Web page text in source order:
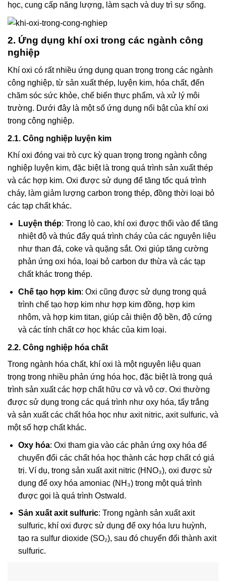
học, cung cấp năng lượng, làm sạch và duy trì sự sống.
2. Ứng dụng khí oxi trong các ngành công
nghiệp
Khí oxi có rất nhiều ứng dụng quan trọng trong các ngành
công nghiệp, từ sản xuất thép, luyện kim, hóa chất, đến
chăm sóc sức khỏe, chế biến thực phẩm, và xử lý môi
trường. Dưới đây là một số ứng dụng nổi bật của khí oxi
trong công nghiệp.
2.1. Công nghiệp luyện kim
Khí oxi đóng vai trò cực kỳ quan trọng trong ngành công
nghiệp luyện kim, đặc biệt là trong quá trình sản xuất thép
và các hợp kim. Oxi được sử dụng để tăng tốc quá trình
cháy, làm giảm lượng carbon trong thép, đồng thời loại bỏ
các tạp chất khác.
Luyện thép: Trong lò cao, khí oxi được thổi vào để tăng
nhiệt độ và thúc đẩy quá trình cháy của các nguyên liệu
như than đá, coke và quặng sắt. Oxi giúp tăng cường
phản ứng oxi hóa, loại bỏ carbon dư thừa và các tạp
chất khác trong thép.
Chế tạo hợp kim: Oxi cũng được sử dụng trong quá
trình chế tạo hợp kim như hợp kim đồng, hợp kim
nhôm, và hợp kim titan, giúp cải thiện độ bền, độ cứng
và các tính chất cơ học khác của kim loại.
2.2. Công nghiệp hóa chất
Trong ngành hóa chất, khí oxi là một nguyên liệu quan
trọng trong nhiều phản ứng hóa học, đặc biệt là trong quá
trình sản xuất các hợp chất hữu cơ và vô cơ. Oxi thường
được sử dụng trong các quá trình như oxy hóa, tẩy trắng
và sản xuất các chất hóa học như axit nitric, axit sulfuric, và
một số hợp chất khác.
Oxy hóa: Oxi tham gia vào các phản ứng oxy hóa để
chuyển đổi các chất hóa học thành các hợp chất có giá
trị. Ví dụ, trong sản xuất axit nitric (HNO₃), oxi được sử
dụng để oxy hóa amoniac (NH₃) trong một quá trình
được gọi là quá trình Ostwald.
Sản xuất axit sulfuric: Trong ngành sản xuất axit
sulfuric, khí oxi được sử dụng để oxy hóa lưu huỳnh,
tạo ra sulfur dioxide (SO₂), sau đó chuyển đổi thành axit
sulfuric.